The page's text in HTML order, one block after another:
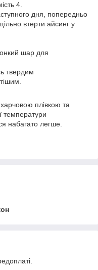
4.
дня, попередньо
втерти айсинг у
шар для
твердим
плівкою та
температури
набагато легше.